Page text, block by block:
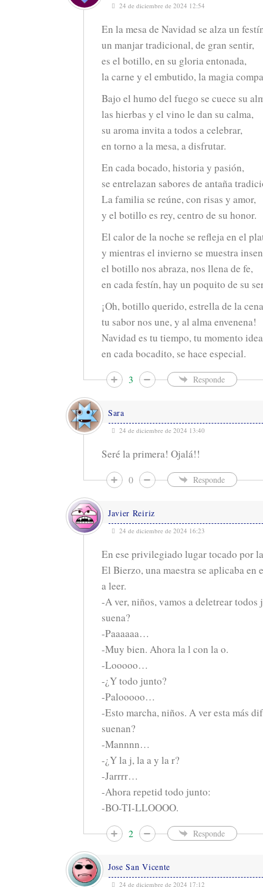
24 de diciembre de 2024 12:54
En la mesa de Navidad se alza un
un manjar tradicional, de gran sentir,
es el botillo, en su gloria entonada,
la carne y el embutido, la magia
Bajo el humo del fuego se cuece su
las hierbas y el vino le dan su calma,
su aroma invita a todos a celebrar,
en torno a la mesa, a disfrutar.
En cada bocado, historia y pasión,
se entrelazan sabores de antaña
La familia se reúne, con risas y amor,
y el botillo es rey, centro de su honor.
El calor de la noche se refleja en el
y mientras el invierno se muestra
el botillo nos abraza, nos llena de fe,
en cada festín, hay un poquito de su
¡Oh, botillo querido, estrella de la
tu sabor nos une, y al alma envenena!
Navidad es tu tiempo, tu momento
en cada bocadito, se hace especial.
3 Responde
Sara
24 de diciembre de 2024 13:40
Seré la primera! Ojalá!!
0 Responde
Javier Reiriz
24 de diciembre de 2024 16:23
En ese privilegiado lugar tocado por
El Bierzo, una maestra se aplicaba en
a leer.
-A ver, niños, vamos a deletrear todos
suena?
-Paaaaaa…
-Muy bien. Ahora la l con la o.
-Looooo…
-¿Y todo junto?
-Palooooo…
-Esto marcha, niños. A ver esta más
suenan?
-Mannnn…
-¿Y la j, la a y la r?
-Jarrrr…
-Ahora repetid todo junto:
-BO-TI-LLOOOO.
2 Responde
Jose San Vicente
24 de diciembre de 2024 17:12